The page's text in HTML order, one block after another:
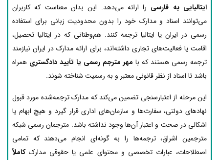
ایتالیایی به فارسی را ارائه می‌دهد. این بدان معناست که کاربران
می‌توانند اسناد و مدارک خود را بدون محدودیت زبانی برای استفاده
رسمی در ایران یا ایتالیا ترجمه کنند. هم‌وطنانی که در ایتالیا تحصیل،
اقامت یا فعالیت‌های تجاری داشته‌اند، برای ارائه مدارک در ایران نیازمند
ترجمه رسمی هستند که با مهر مترجم رسمی یا تأیید دادگستری همراه
باشد تا اسناد از نظر قانونی معتبر و به رسمیت شناخته شوند.
این مرحله از اعتبارسنجی تضمین می‌کند که مدارک ترجمه‌شده مورد قبول
نهادهای دولتی، سفارت‌ها و سازمان‌های اداری قرار گیرد و هیچ ابهام یا
اشکالی در صحت و اعتبار آن‌ها وجود نداشته باشد. مترجمان رسمی شبکه
مترجمین اشراق، ترجمه‌ها را به گونه‌ای انجام می‌دهند که تمامی
اصطلاحات، عبارات تخصصی و محتوای علمی یا حقوقی مدارککاملاً